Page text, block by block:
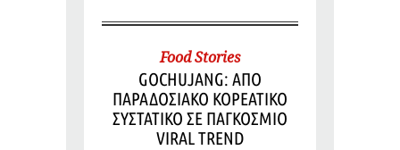
Food Stories
GOCHUJANG: ΑΠΟ
ΠΑΡΑΔΟΣΙΑΚΟ ΚΟΡΕΑΤΙΚΟ
ΣΥΣΤΑΤΙΚΟ ΣΕ ΠΑΓΚΟΣΜΙΟ
VIRAL TREND